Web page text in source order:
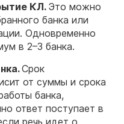
КЛ.Это можно
банка или
Одновременно
в 2–3 банка.
Срок
от суммы и срока
банка,
ответ поступает в